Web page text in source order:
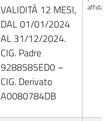
VALIDITÀ 12 MESI,
DAL 01/01/2024
AL 31/12/2024.
CIG. Padre
9288585ED0 –
CIG. Derivato
A0080784DB